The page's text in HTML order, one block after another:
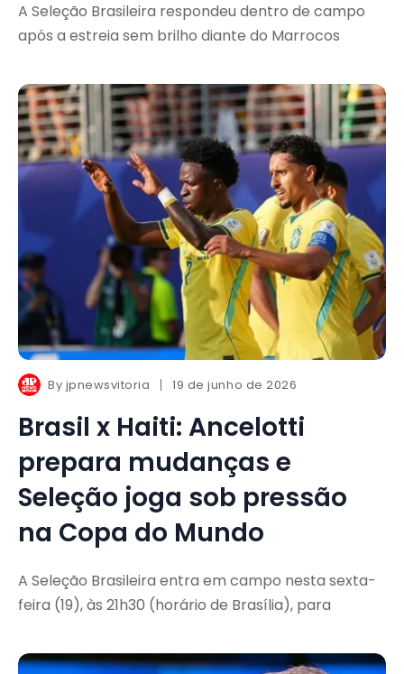
A Seleção Brasileira respondeu dentro de campo
após a estreia sem brilho diante do Marrocos
By jpnewsvitoria 19 de junho de 2026
Brasil x Haiti: Ancelotti
prepara mudanças e
Seleção joga sob pressão
na Copa do Mundo
A Seleção Brasileira entra em campo nesta sexta-
feira (19), às 21h30 (horário de Brasília), para